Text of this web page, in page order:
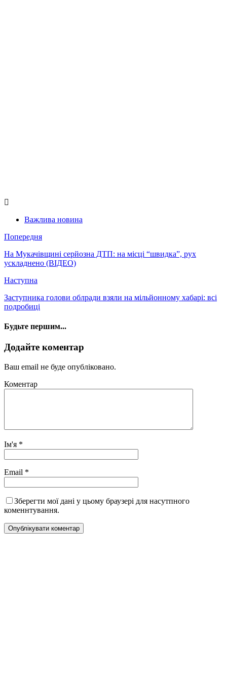
Важлива новина
Попередня
На Мукачівщині серйозна ДТП: на місці “швидка”, рух
ускладнено (ВІДЕО)
Наступна
Заступника голови облради взяли на мільйонному хабарі: всі
подробиці
Будьте першим...
Додайте коментар
Ваш email не буде опубліковано.
Коментар
Ім'я *
Email *
Зберегти мої дані у цьому браузері для насутпного
коменнтування.